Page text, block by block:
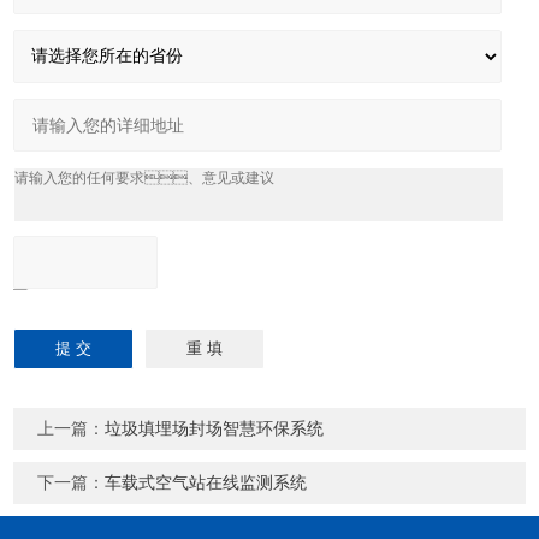
上一篇：垃圾填埋场封场智慧环保系统
下一篇：车载式空气站在线监测系统